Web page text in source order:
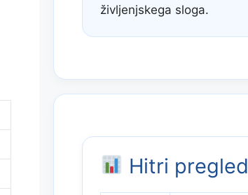
življenjskega sloga.
Hitri pregled